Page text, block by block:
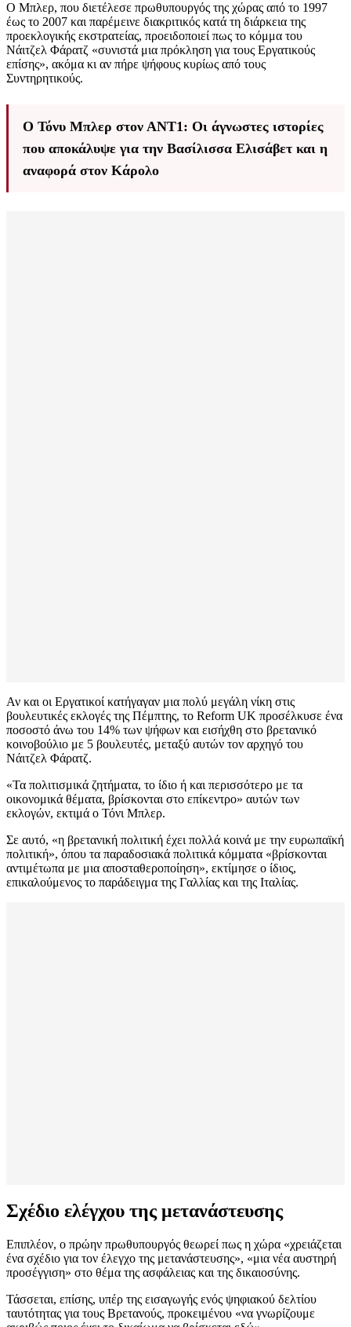
Ο Μπλερ, που διετέλεσε πρωθυπουργός της χώρας από το 1997
έως το 2007 και παρέμεινε διακριτικός κατά τη διάρκεια της
προεκλογικής εκστρατείας, προειδοποιεί πως το κόμμα του
Νάιτζελ Φάρατζ «συνιστά μια πρόκληση για τους Εργατικούς
επίσης», ακόμα κι αν πήρε ψήφους κυρίως από τους
Συντηρητικούς.
Ο Τόνυ Μπλερ στον ΑΝΤ1: Οι άγνωστες ιστορίες
που αποκάλυψε για την Βασίλισσα Ελισάβετ και η
αναφορά στον Κάρολο
Αν και οι Εργατικοί κατήγαγαν μια πολύ μεγάλη νίκη στις
βουλευτικές εκλογές της Πέμπτης, το Reform UK προσέλκυσε ένα
ποσοστό άνω του 14% των ψήφων και εισήχθη στο βρετανικό
κοινοβούλιο με 5 βουλευτές, μεταξύ αυτών τον αρχηγό του
Νάιτζελ Φάρατζ.
«Τα πολιτισμικά ζητήματα, το ίδιο ή και περισσότερο με τα
οικονομικά θέματα, βρίσκονται στο επίκεντρο» αυτών των
εκλογών, εκτιμά ο Τόνι Μπλερ.
Σε αυτό, «η βρετανική πολιτική έχει πολλά κοινά με την ευρωπαϊκή
πολιτική», όπου τα παραδοσιακά πολιτικά κόμματα «βρίσκονται
αντιμέτωπα με μια αποσταθεροποίηση», εκτίμησε ο ίδιος,
επικαλούμενος το παράδειγμα της Γαλλίας και της Ιταλίας.
Σχέδιο ελέγχου της μετανάστευσης
Επιπλέον, ο πρώην πρωθυπουργός θεωρεί πως η χώρα «χρειάζεται
ένα σχέδιο για τον έλεγχο της μετανάστευσης», «μια νέα αυστηρή
προσέγγιση» στο θέμα της ασφάλειας και της δικαιοσύνης.
Τάσσεται, επίσης, υπέρ της εισαγωγής ενός ψηφιακού δελτίου
ταυτότητας για τους Βρετανούς, προκειμένου «να γνωρίζουμε